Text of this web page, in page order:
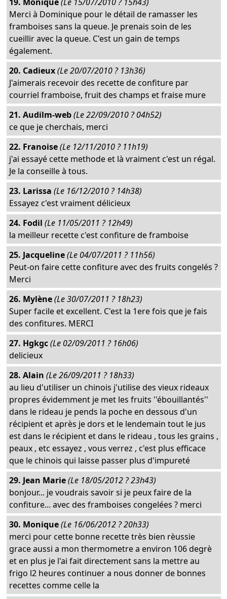
Merci à Dominique pour le détail de ramasser les
framboises sans la queue. Je prenais soin de les
cueillir avec la queue. C'est un gain de temps
également.
20. Cadieux(Le 20/07/2010 ? 13h36)
J'aimerais recevoir des recette de confiture par
courriel framboise, fruit des champs et fraise mure
21. Audilm-web(Le 22/09/2010 ? 04h52)
ce que je cherchais, merci
22. Franoise(Le 12/11/2010 ? 11h19)
j'ai essayé cette methode et là vraiment c'est un régal.
Je la conseille à tous.
23. Larissa (Le 16/12/2010 ? 14h38)
Essayez c'est vraiment délicieux
24. Fodil (Le 11/05/2011 ? 12h49)
la meilleur recette c'est confiture de framboise
25. Jacqueline(Le 04/07/2011 ? 11h56)
Peut-on faire cette confiture avec des fruits congelés ?
Merci
26. Mylène(Le 30/07/2011 ? 18h23)
Super facile et excellent. C'est la 1ere fois que je fais
des confitures. MERCI
27. Hgkgc(Le 02/09/2011 ? 16h06)
delicieux
28. Alain (Le 26/09/2011 ? 18h33)
au lieu d'utiliser un chinois j'utilise des vieux rideaux
propres évidemment je met les fruits ''ébouillantés''
dans le rideau je pends la poche en dessous d'un
récipient et après je dors et le lendemain tout le jus
est dans le récipient et dans le rideau , tous les grains ,
peaux , etc essayez , vous verrez , c'est plus efficace
que le chinois qui laisse passer plus d'impureté
29. Jean Marie(Le 18/05/2012 ? 23h43)
bonjour... je voudrais savoir si je peux faire de la
confiture... avec des framboises congelées ? merci
30. Monique(Le 16/06/2012 ? 20h33)
merci pour cette bonne recette très bien rèussie
grace aussi a mon thermometre a environ 106 degrè
et en plus je l'ai fait directement sans la mettre au
frigo l2 heures continuer a nous donner de bonnes
recettes comme celle la